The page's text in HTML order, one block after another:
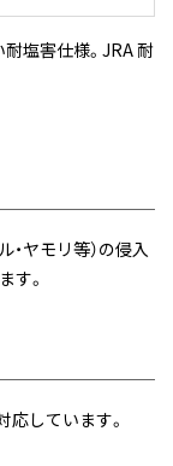
塩害仕様。JRA 耐
ヤモリ等）の侵入
す。
応しています。